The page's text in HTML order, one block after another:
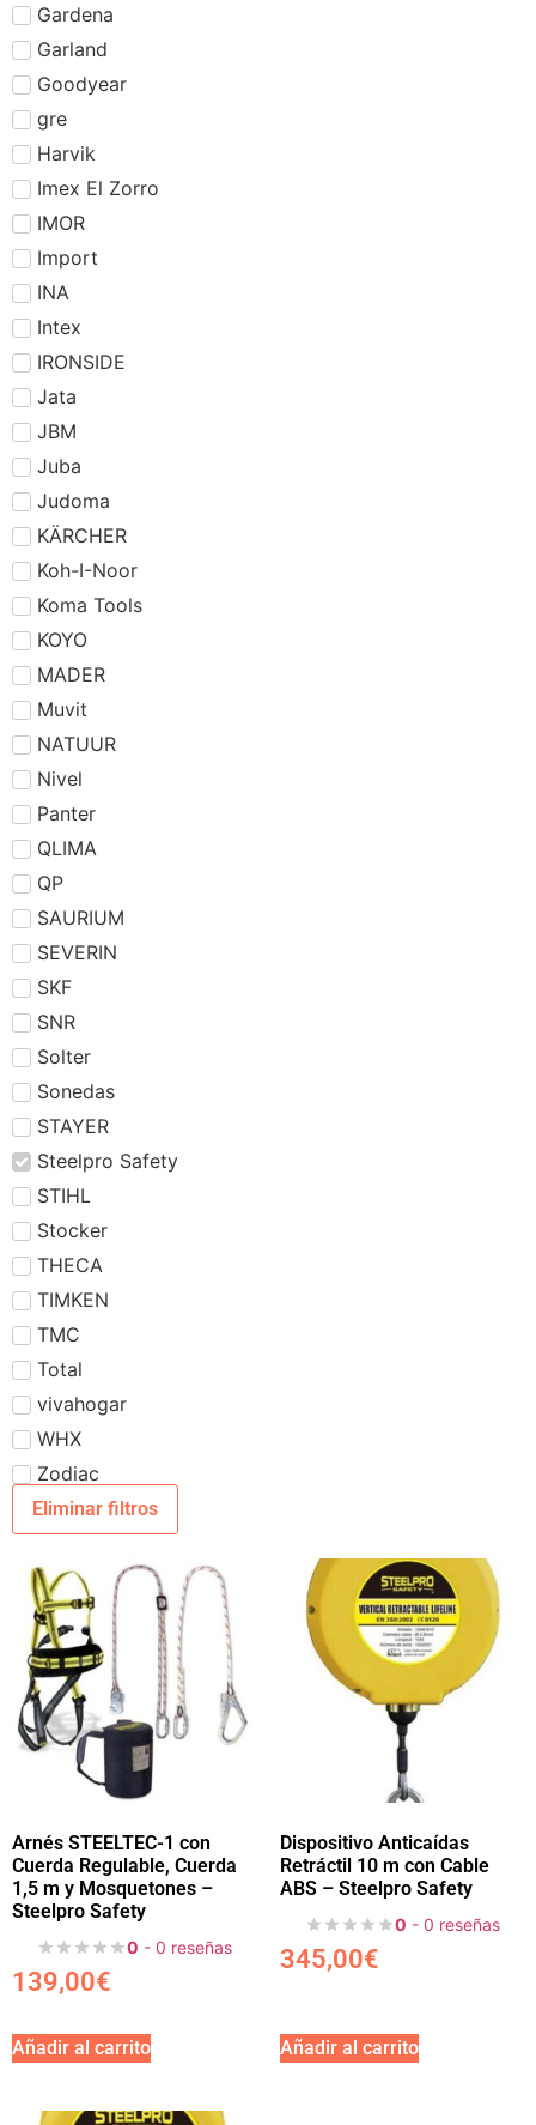
Gardena
Garland
Goodyear
gre
Harvik
Imex El Zorro
IMOR
Import
INA
Intex
IRONSIDE
Jata
JBM
Juba
Judoma
KÄRCHER
Koh-I-Noor
Koma Tools
KOYO
MADER
Muvit
NATUUR
Nivel
Panter
QLIMA
QP
SAURIUM
SEVERIN
SKF
SNR
Solter
Sonedas
STAYER
Steelpro Safety
STIHL
Stocker
THECA
TIMKEN
TMC
Total
vivahogar
WHX
Zodiac
Eliminar filtros
Arnés STEELTEC-1 con
Cuerda Regulable, Cuerda
1,5 m y Mosquetones –
Steelpro Safety
0 - 0 reseñas
139,00€
Añadir al carrito
Dispositivo Anticaídas
Retráctil 10 m con Cable
ABS – Steelpro Safety
0 - 0 reseñas
345,00€
Añadir al carrito